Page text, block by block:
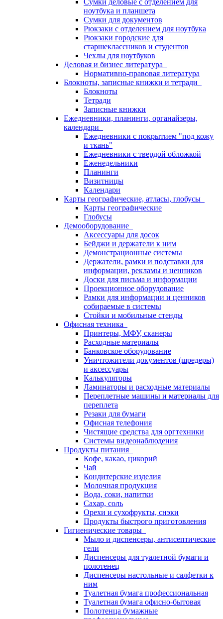
Сумки деловые с отделением для
ноутбука и планшета
Сумки для документов
Рюкзаки с отделением для ноутбука
Рюкзаки городские для
старшеклассников и студентов
Чехлы для ноутбуков
Деловая и бизнес литература
Нормативно-правовая литература
Блокноты, записные книжки и тетради
Блокноты
Тетради
Записные книжки
Ежедневники, планинги, органайзеры,
календари
Ежедневники с покрытием "под кожу
и ткань"
Ежедневники с твердой обложкой
Еженедельники
Планинги
Визитницы
Календари
Карты географические, атласы, глобусы
Карты географические
Глобусы
Демооборудование
Аксессуары для досок
Бейджи и держатели к ним
Демонстрационные системы
Держатели, рамки и подставки для
информации, рекламы и ценников
Доски для письма и информации
Проекционное оборудование
Рамки для информации и ценников
собираемые в системы
Стойки и мобильные стенды
Офисная техника
Принтеры, МФУ, сканеры
Расходные материалы
Банковское оборудование
Уничтожители документов (шредеры)
и аксессуары
Калькуляторы
Ламинаторы и расходные материалы
Переплетные машины и материалы для
переплета
Резаки для бумаги
Офисная телефония
Чистящие средства для оргтехники
Системы видеонаблюдения
Продукты питания
Кофе, какао, цикорий
Чай
Кондитерские изделия
Молочная продукция
Вода, соки, напитки
Сахар, соль
Орехи и сухофрукты, снэки
Продукты быстрого приготовления
Гигиенические товары
Мыло и диспенсеры, антисептические
гели
Диспенсеры для туалетной бумаги и
полотенец
Диспенсеры настольные и салфетки к
ним
Туалетная бумага профессиональная
Туалетная бумага офисно-бытовая
Полотенца бумажные